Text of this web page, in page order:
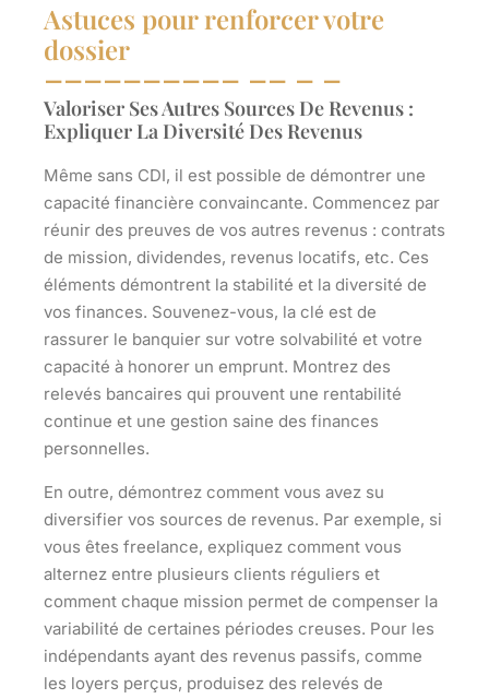
Astuces pour renforcer votre
dossier
Valoriser Ses Autres Sources De Revenus :
Expliquer La Diversité Des Revenus
Même sans CDI, il est possible de démontrer une
capacité financière convaincante. Commencez par
réunir des preuves de vos autres revenus : contrats
de mission, dividendes, revenus locatifs, etc. Ces
éléments démontrent la stabilité et la diversité de
vos finances. Souvenez-vous, la clé est de
rassurer le banquier sur votre solvabilité et votre
capacité à honorer un emprunt. Montrez des
relevés bancaires qui prouvent une rentabilité
continue et une gestion saine des finances
personnelles.
En outre, démontrez comment vous avez su
diversifier vos sources de revenus. Par exemple, si
vous êtes freelance, expliquez comment vous
alternez entre plusieurs clients réguliers et
comment chaque mission permet de compenser la
variabilité de certaines périodes creuses. Pour les
indépendants ayant des revenus passifs, comme
les loyers perçus, produisez des relevés de